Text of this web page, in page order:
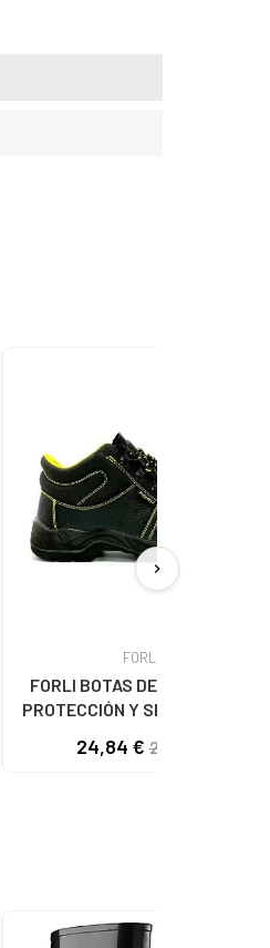
FORLI
FORLI BOTAS DE SEGURIDAD
PROTECCIÓN Y SEÑALIZACIÓN
24,84 €27,00 €
chevron_right